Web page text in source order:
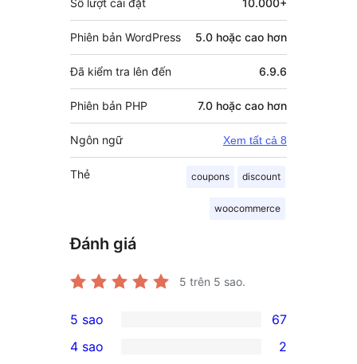
Phiên bản WordPress 5.0 hoặc cao hơn
Đã kiểm tra lên đến 6.9.6
Phiên bản PHP 7.0 hoặc cao hơn
Ngôn ngữ Xem tất cả 8
Thẻ coupons discount
woocommerce
Đánh giá
5 trên 5 sao.
67
5-
5 sao 67
4 sao 2